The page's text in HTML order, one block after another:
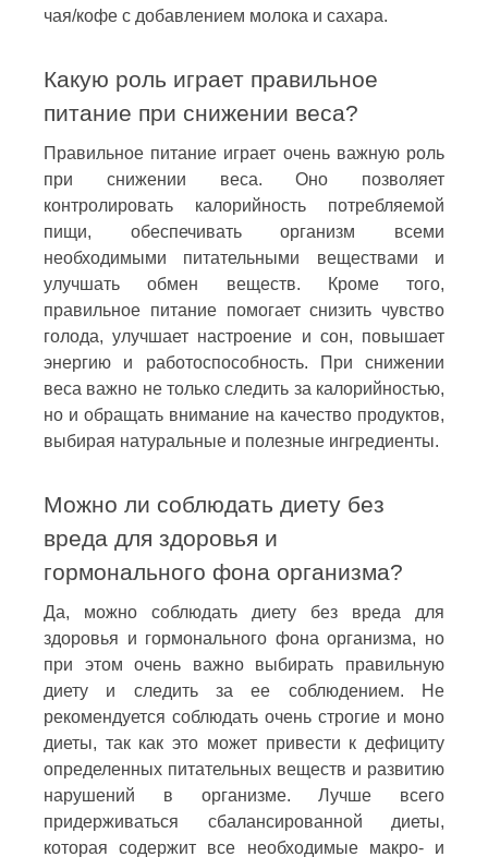
чая/кофе с добавлением молока и сахара.
Какую роль играет правильное
питание при снижении веса?
Правильное питание играет очень важную роль
при снижении веса. Оно позволяет
контролировать калорийность потребляемой
пищи, обеспечивать организм всеми
необходимыми питательными веществами и
улучшать обмен веществ. Кроме того,
правильное питание помогает снизить чувство
голода, улучшает настроение и сон, повышает
энергию и работоспособность. При снижении
веса важно не только следить за калорийностью,
но и обращать внимание на качество продуктов,
выбирая натуральные и полезные ингредиенты.
Можно ли соблюдать диету без
вреда для здоровья и
гормонального фона организма?
Да, можно соблюдать диету без вреда для
здоровья и гормонального фона организма, но
при этом очень важно выбирать правильную
диету и следить за ее соблюдением. Не
рекомендуется соблюдать очень строгие и моно
диеты, так как это может привести к дефициту
определенных питательных веществ и развитию
нарушений в организме. Лучше всего
придерживаться сбалансированной диеты,
которая содержит все необходимые макро- и